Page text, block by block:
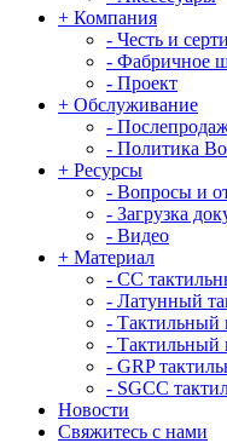
+ Компания
- Честь и
- Фабричное
- Проект
+ Обслуживание
-
- Политика
+ Ресурсы
- Вопросы и
- Загрузка
- Видео
+ Материал
- СС
- Латунный
- Тактильный
- Тактильный
- GRP
- SGCC
Новости
Свяжитесь с нами